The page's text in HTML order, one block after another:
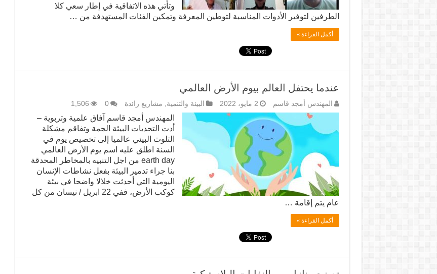
وتأتي هذه الاتفاقية في إطار سعي كلا
الطرفين لتوفير الأدوات المناسبة لتوطين المعرفة وتمكين الفئات المستهدفة من …
أكمل القراءة »
عندما يحتفل العالم بيوم الأرض العالمي
المهندس أمجد قاسم 2 مايو، 2022 البيئة والتنمية, مشاريع رائدة 0
1,506
المهندس أمجد قاسم آفاق علمية وتربوية –
أدت التحديات البيئة الجمة وتفاقم مشكلة
التلوث البيئي عالميا إلى تخصيص يوم في
السنة اطلق عليه اسم يوم الأرض العالمي
earth day من اجل التنبيه بالمخاطر المحدقة
بنا جراء تدمير البيئة بفعل نشاطات الإنسان
اليومية التي أحدثت خلالا واضحا في بيئة
كوكب الأرض، ففي 22 ابريل / نيسان من كل
عام يتم إقامة …
أكمل القراءة »